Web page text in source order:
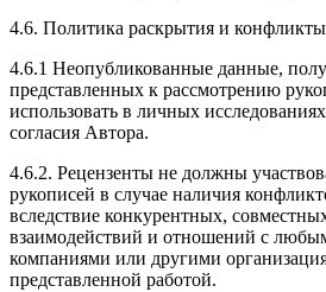
4.6. Политика раскрытия и конфликты
4.6.1 Неопубликованные данные,
представленных к рассмотрению
использовать в личных
согласия Автора.
4.6.2. Рецензенты не должны
рукописей в случае наличия
вследствие конкурентных,
взаимодействий и отношений с
компаниями или другими
представленной работой.